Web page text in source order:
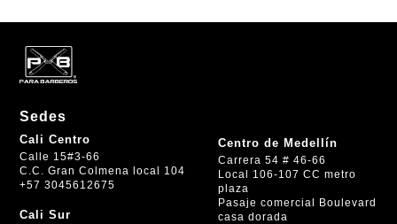
Sedes
Cali Centro
Calle 15#3-66
C.C. Gran Colmena local 104
+57 3045612675
Cali Sur
Centro de Medellín
Carrera 54 # 46-66
Local 106-107 CC metro
plaza
Pasaje comercial Boulevard
casa dorada